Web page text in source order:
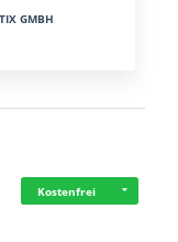
GMBH
Kostenfrei